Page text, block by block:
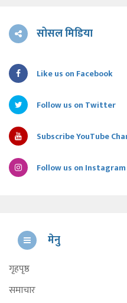
सोसल मिडिया
Like us on Facebook
Follow us on Twitter
Subscribe YouTube
Follow us on Instagram
मेनु
गृहपृष्ठ
समाचार